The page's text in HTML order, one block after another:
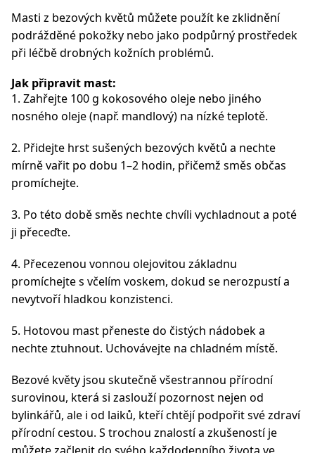
Masti z bezových květů můžete použít ke zklidnění
podrážděné pokožky nebo jako podpůrný prostředek
při léčbě drobných kožních problémů.
Jak připravit mast:
1. Zahřejte 100 g kokosového oleje nebo jiného
nosného oleje (např. mandlový) na nízké teplotě.
2. Přidejte hrst sušených bezových květů a nechte
mírně vařit po dobu 1–2 hodin, přičemž směs občas
promíchejte.
3. Po této době směs nechte chvíli vychladnout a poté
ji přeceďte.
4. Přecezenou vonnou olejovitou základnu
promíchejte s včelím voskem, dokud se nerozpustí a
nevytvoří hladkou konzistenci.
5. Hotovou mast přeneste do čistých nádobek a
nechte ztuhnout. Uchovávejte na chladném místě.
Bezové květy jsou skutečně všestrannou přírodní
surovinou, která si zaslouží pozornost nejen od
bylinkářů, ale i od laiků, kteří chtějí podpořit své zdraví
přírodní cestou. S trochou znalostí a zkušeností je